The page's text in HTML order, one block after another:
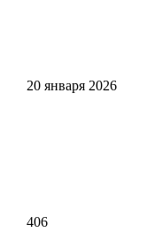
20 января 2026
406